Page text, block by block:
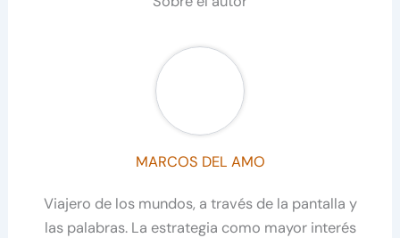
MARCOS DEL AMO
Viajero de los mundos, a través de la pantalla y
las palabras. La estrategia como mayor interés